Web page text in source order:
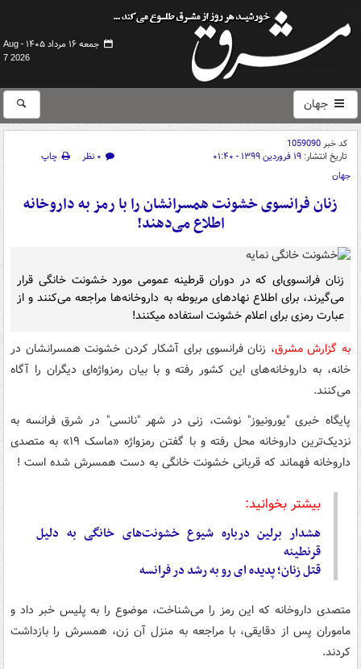
جمعه ۱۶ مرداد ۱۴۰۵ -
Aug
7 2026
جهان
کد خبر1059090
تاریخ انتشار: ۱۹ فروردین ۱۳۹۹ - ۰۱:۴۰ ۰ نظر
چاپ
جهان
زنان فرانسوی خشونت همسرانشان را با رمز به داروخانه‌
اطلاع می‌دهند!
زنان فرانسوی‌ای که در دوران قرطینه عمومی مورد خشونت خانگی قرار
می‌گیرند، برای اطلاع نهادهای مربوطه به داروخانه‌ها مراجعه می‌کنند و از
عبارت رمزی برای اعلام خشونت استفاده میکنند!
به گزارش مشرق، زنان فرانسوی برای آشکار کردن خشونت همسرانشان در
خانه، به داروخانه‌های این کشور رفته و با بیان رمزواژه‌ای دیگران را آگاه
می‌کنند.
پایگاه خبری "یورونیوز" نوشت، زنی در شهر "نانسی" در شرق فرانسه به
نزدیک‌ترین داروخانه محل رفته و با گفتن رمزواژه «ماسک ۱۹» به متصدی
داروخانه فهماند که قربانی خشونت خانگی به دست همسرش شده است !
بیشتر بخوانید:
هشدار برلین درباره شیوع خشونت‌های خانگی به دلیل
قرنطینه
قتل زنان؛ پدیده ای رو به رشد در فرانسه
متصدی داروخانه که این رمز را می‌شناخت، موضوع را به پلیس خبر داد و
ماموران پس از دقایقی، با مراجعه به منزل آن زن، همسرش را بازداشت
کردند.